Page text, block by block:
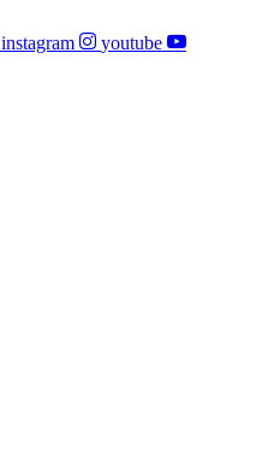
instagram
youtube